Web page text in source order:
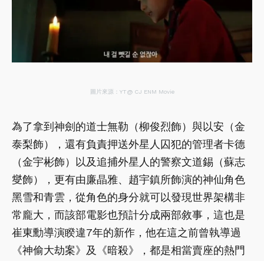
圖片來源：YT@ CJ ENM Movie
為了拿到神劍的道士無勒（柳俊烈飾）與以安（金
泰梨飾），還有負責押送外星人囚犯的管理者卡德
（金宇彬飾）以及追捕外星人的警察文道錫（蘇志
燮飾），更有由廉晶雅、趙宇鎮所飾演的神仙角色
黑雪和青雲，從角色的身分就可以發現世界架構非
常龐大，而該部電影也預計分成兩部敘事，這也是
崔東勳導演睽違7年的新作，他在這之前曾執導過
《神偷大劫案》及《暗殺》，都是相當賣座的熱門